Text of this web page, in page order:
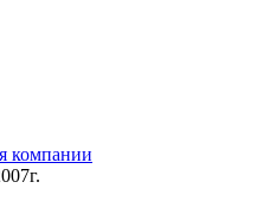
компании